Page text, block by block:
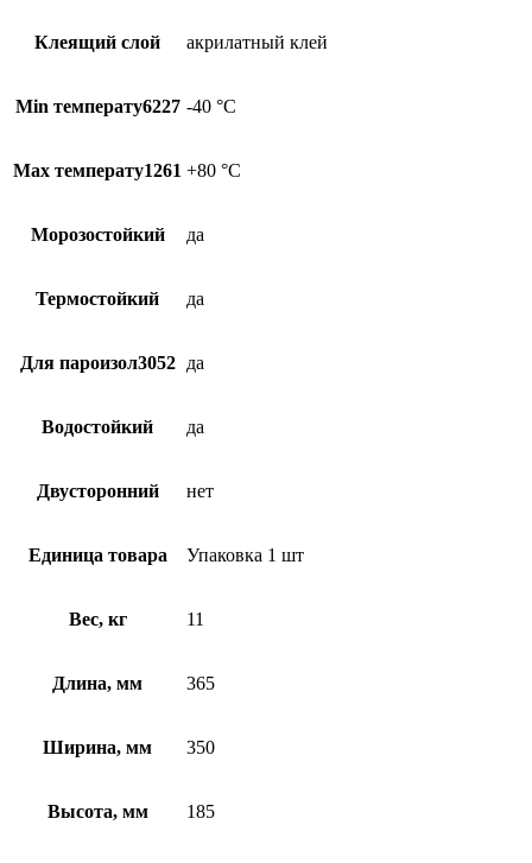
Клеящий слой акрилатный клей
Min температу6227 -40 °С
Max температу1261 +80 °С
Морозостойкий да
Термостойкий да
Для пароизол3052 да
Водостойкий да
Двусторонний нет
Единица товара Упаковка 1 шт
Вес, кг 11
Длина, мм 365
Ширина, мм 350
Высота, мм 185